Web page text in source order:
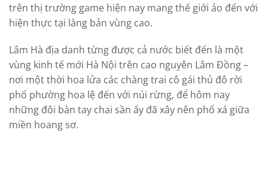
trên thị trường game hiện nay mang thế giới ảo đến với
hiện thực tại làng bản vùng cao.
Lâm Hà địa danh từng được cả nước biết đến là một
vùng kinh tế mới Hà Nội trên cao nguyên Lâm Đồng –
nơi một thời hoa lửa các chàng trai cô gái thủ đô rời
phố phường hoa lệ đến với núi rừng, để hôm nay
những đôi bàn tay chai sần ấy đã xây nên phố xá giữa
miền hoang sơ.